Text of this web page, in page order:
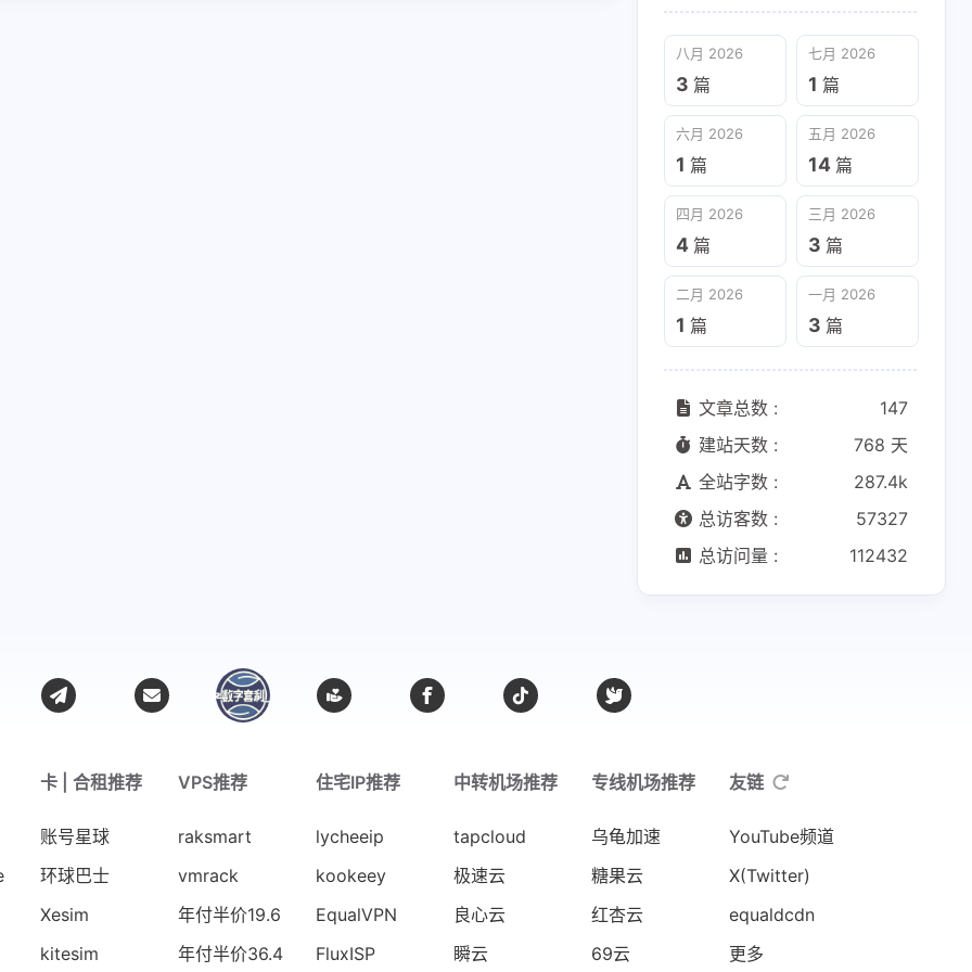
八月 2026
3 篇
七月 2026
1 篇
六月 2026
1 篇
五月 2026
14 篇
四月 2026
4 篇
三月 2026
3 篇
二月 2026
1 篇
一月 2026
3 篇
文章总数 :
147
建站天数 :
768 天
全站字数 :
287.4k
总访客数 :
57327
总访问量 :
112432
卡 | 合租推荐
账号星球
环球巴士
Xesim
kitesim
VPS推荐
raksmart
vmrack
年付半价19.6
年付半价36.4
住宅IP推荐
lycheeip
kookeey
EqualVPN
FluxISP
中转机场推荐
tapcloud
极速云
良心云
瞬云
专线机场推荐
乌龟加速
糖果云
红杏云
69云
友链
YouTube频道
X(Twitter)
equaldcdn
更多